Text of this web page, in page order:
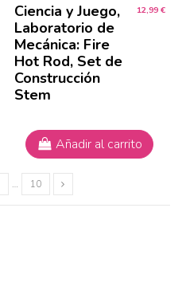
Ciencia y Juego,
Laboratorio de
Mecánica: Fire
Hot Rod, Set de
Construcción
Stem
12,99 €
Añadir al carrito
… 10